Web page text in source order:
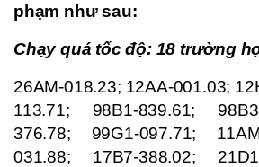
phạm như sau:
Chạy quá tốc độ: 18 trường
26AM-018.23; 12AA-001.03;
113.71; 98B1-839.61;
376.78; 99G1-097.71;
031.88; 17B7-388.02;